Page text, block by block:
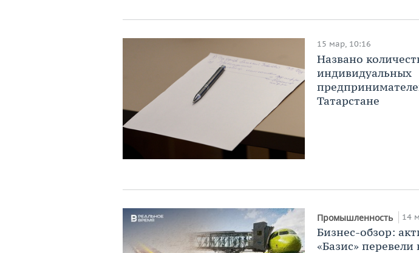
15 мар, 10:16
Названо
индивидуальных
Татарстане
Промышленность 14
Бизнес-обзор:
«Базис»